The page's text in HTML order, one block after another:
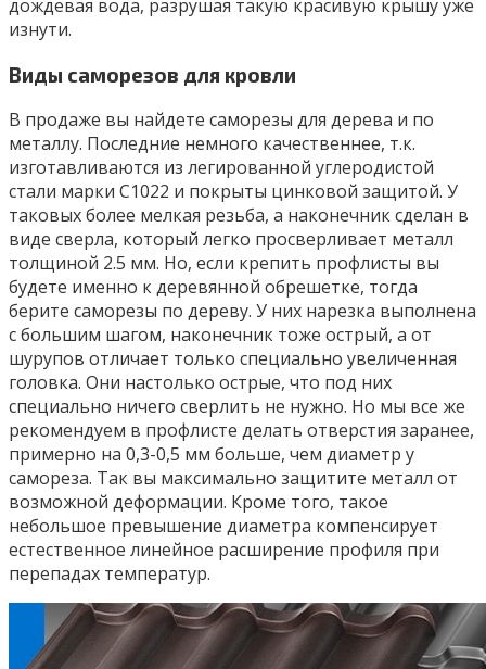
дождевая вода, разрушая такую красивую крышу уже
изнути.
Виды саморезов для кровли
В продаже вы найдете саморезы для дерева и по
металлу. Последние немного качественнее, т.к.
изготавливаются из легированной углеродистой
стали марки С1022 и покрыты цинковой защитой. У
таковых более мелкая резьба, а наконечник сделан в
виде сверла, который легко просверливает металл
толщиной 2.5 мм. Но, если крепить профлисты вы
будете именно к деревянной обрешетке, тогда
берите саморезы по дереву. У них нарезка выполнена
с большим шагом, наконечник тоже острый, а от
шурупов отличает только специально увеличенная
головка. Они настолько острые, что под них
специально ничего сверлить не нужно. Но мы все же
рекомендуем в профлисте делать отверстия заранее,
примерно на 0,3-0,5 мм больше, чем диаметр у
самореза. Так вы максимально защитите металл от
возможной деформации. Кроме того, такое
небольшое превышение диаметра компенсирует
естественное линейное расширение профиля при
перепадах температур.